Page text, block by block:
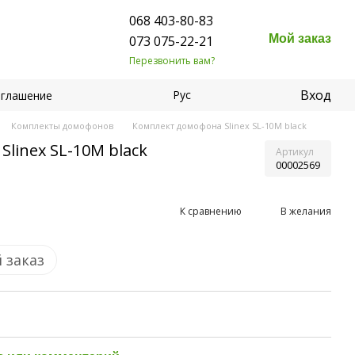
068 403-80-83
073 075-22-21
Перезвонить вам?
Мой заказ
Рус Вход
Комплекты домофонов Комплект домофона Slinex SL-10M black
SL-10M black Артикул
00002569
К сравнению В желания